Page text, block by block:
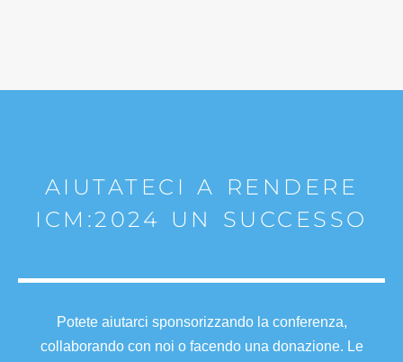
AIUTATECI A RENDERE
ICM:2024 UN SUCCESSO
Potete aiutarci sponsorizzando la conferenza,
collaborando con noi o facendo una donazione. Le